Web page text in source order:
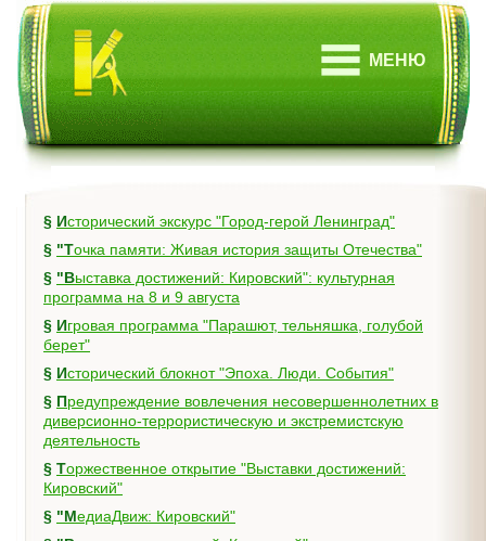
МЕНЮ
§
Исторический экскурс "Город-герой Ленинград"
§
"Точка памяти: Живая история защиты Отечества"
§ "Выставка достижений: Кировский": культурная
программа на 8 и 9 августа
§ Игровая программа "Парашют, тельняшка, голубой
берет"
§
Исторический блокнот "Эпоха. Люди. События"
§ Предупреждение вовлечения несовершеннолетних в
диверсионно-террористическую и экстремистскую
деятельность
§ Торжественное открытие "Выставки достижений:
Кировский"
§
"МедиаДвиж: Кировский"